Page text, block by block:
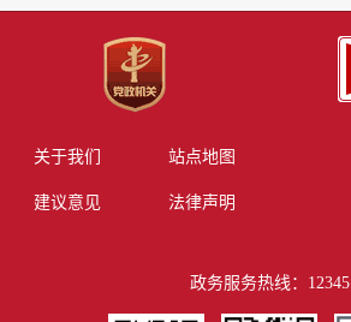
关于我们 站点地图
建议意见 法律声明
政务服务热线：12345